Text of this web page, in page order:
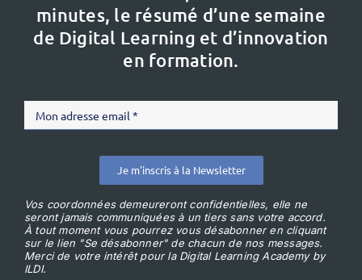
minutes, le résumé d’une semaine
de Digital Learning et d’innovation
en formation.
Je m'inscris à la Newsletter
Vos coordonnées demeureront confidentielles, elle ne
seront jamais communiquées à un tiers sans votre accord.
À tout moment vous pourrez vous désabonner en cliquant
sur le lien "Se désabonner" de chacun de nos messages.
Merci de votre intérêt pour la Digital Learning Academy by
ILDI.